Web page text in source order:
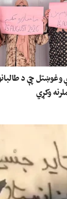
وغوښتل چې د
وکړي